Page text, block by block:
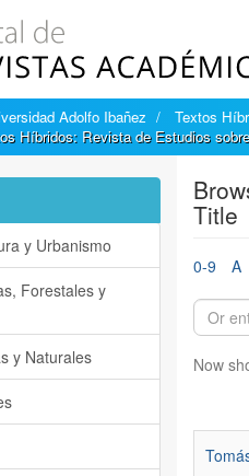
Adolfo Ibañez
Textos
Híbridos: Revista de Estudios
Title
0-9 A
Now
y Urbanismo
Forestales y
y Naturales